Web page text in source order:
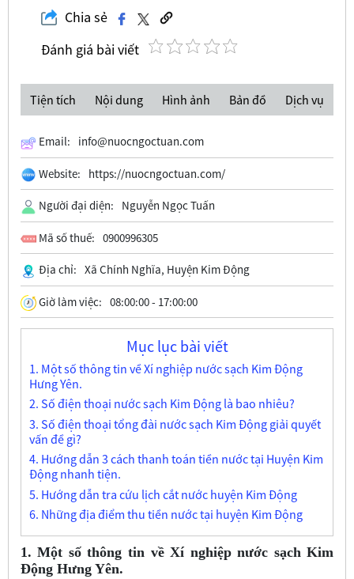
Chia sẻ
Đánh giá bài viết
Tiện tích Nội dung Hình ảnh Bản đồ Dịch vụ
Email: info@nuocngoctuan.com
Website: https://nuocngoctuan.com/
Người đại diện: Nguyễn Ngọc Tuấn
Mã số thuế: 0900996305
Địa chỉ: Xã Chính Nghĩa, Huyện Kim Động
Giờ làm việc: 08:00:00 - 17:00:00
Mục lục bài viết
1. Một số thông tin về Xí nghiệp nước sạch Kim Động
Hưng Yên.
2. Số điện thoại nước sạch Kim Động là bao nhiêu?
3. Số điện thoại tổng đài nước sạch Kim Động giải quyết
vấn đề gì?
4. Hướng dẫn 3 cách thanh toán tiền nước tại Huyện Kim
Động nhanh tiện.
5. Hướng dẫn tra cứu lịch cắt nước huyện Kim Động
6. Những địa điểm thu tiền nước tại huyện Kim Động
1. Một số thông tin về Xí nghiệp nước sạch Kim
Động Hưng Yên.